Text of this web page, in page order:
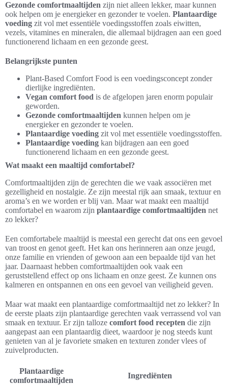
Gezonde comfortmaaltijden zijn niet alleen lekker, maar kunnen
ook helpen om je energieker en gezonder te voelen. Plantaardige
voeding zit vol met essentiële voedingsstoffen zoals eiwitten,
vezels, vitamines en mineralen, die allemaal bijdragen aan een goed
functionerend lichaam en een gezonde geest.
Belangrijkste punten
Plant-Based Comfort Food is een voedingsconcept zonder
dierlijke ingrediënten.
Vegan comfort food is de afgelopen jaren enorm populair
geworden.
Gezonde comfortmaaltijden kunnen helpen om je
energieker en gezonder te voelen.
Plantaardige voeding zit vol met essentiële voedingsstoffen.
Plantaardige voeding kan bijdragen aan een goed
functionerend lichaam en een gezonde geest.
Wat maakt een maaltijd comfortabel?
Comfortmaaltijden zijn de gerechten die we vaak associëren met
gezelligheid en nostalgie. Ze zijn meestal rijk aan smaak, textuur en
aroma’s en we worden er blij van. Maar wat maakt een maaltijd
comfortabel en waarom zijn plantaardige comfortmaaltijden net
zo lekker?
Een comfortabele maaltijd is meestal een gerecht dat ons een gevoel
van troost en genot geeft. Het kan ons herinneren aan onze jeugd,
onze familie en vrienden of gewoon aan een bepaalde tijd van het
jaar. Daarnaast hebben comfortmaaltijden ook vaak een
geruststellend effect op ons lichaam en onze geest. Ze kunnen ons
kalmeren en ontspannen en ons een gevoel van veiligheid geven.
Maar wat maakt een plantaardige comfortmaaltijd net zo lekker? In
de eerste plaats zijn plantaardige gerechten vaak verrassend vol van
smaak en textuur. Er zijn talloze comfort food recepten die zijn
aangepast aan een plantaardig dieet, waardoor je nog steeds kunt
genieten van al je favoriete smaken en texturen zonder vlees of
zuivelproducten.
Plantaardige
comfortmaaltijden
Ingrediënten